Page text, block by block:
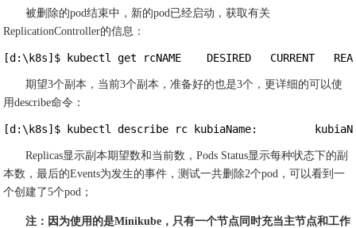
被删除的pod结束中，新的pod已经启动，获取有关
ReplicationController的信息：
[d:\k8s]$ kubectl get rcNAME    DESIRED
期望3个副本，当前3个副本，准备好的也是3个，更详细的可以使
用describe命令：
[d:\k8s]$ kubectl describe rc kubiaName:
Replicas显示副本期望数和当前数，Pods Status显示每种状态下的副
本数，最后的Events为发生的事件，测试一共删除2个pod，可以看到一
个创建了5个pod；
注：因为使用的是Minikube，只有一个节点同时充当主节点和工作